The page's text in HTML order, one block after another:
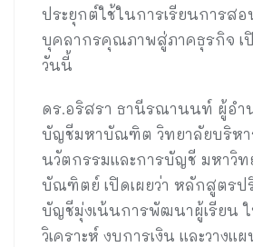
ประยุกต์ใช้ในการเรียนการส
บุคลากรคุณภาพสู่ภาคธุรกิจ เ
วันนี้
ดร.อริสรา ธานีรณานนท์ ผู้อำ
บัญชีมหาบัณฑิต วิทยาลัยบริหา
นวัตกรรมและการบัญชี มหาวิท
บัณฑิตย์ เปิดเผยว่า หลักสูตร
บัญชีมุ่งเน้นการพัฒนาผู้เรียน
วิเคราะห์ งบการเงิน และวางแ